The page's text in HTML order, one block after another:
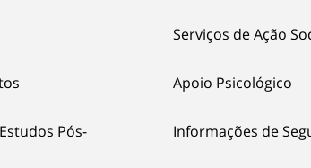
Pós-
Serviços de Ação
Apoio Psicológico
Informações de